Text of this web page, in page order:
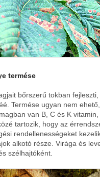
termése
bőrszerű tokban
Termése ugyan nem
van B, C és K
tartozik, hogy az
rendellenességeket
alkotó része. Virága és
szélhajtóként.